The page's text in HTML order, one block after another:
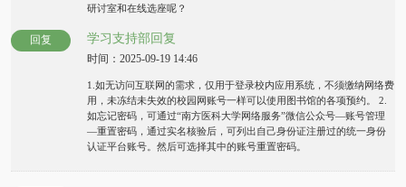
研讨室和在线选座呢？
回复 学习支持部回复
时间：2025-09-19 14:46
1.如无访问互联网的需求，仅用于登录校内应用系统，不须缴纳网络费
用，未冻结未失效的校园网账号一样可以使用图书馆的各项预约。 2.
如忘记密码，可通过“南方医科大学网络服务”微信公众号—账号管理
—重置密码，通过实名核验后，可列出自己身份证注册过的统一身份
认证平台账号。然后可选择其中的账号重置密码。